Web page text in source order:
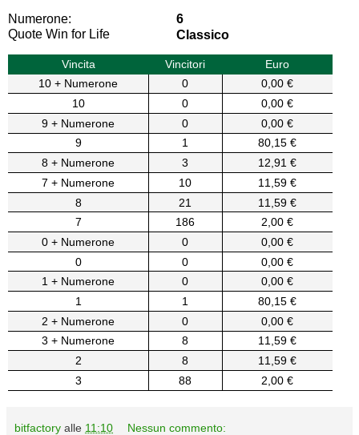
Numerone:
6
Quote Win for Life
Classico
Vincita Vincitori
Euro
10 + Numerone
0
0,00 €
10
0
0,00 €
9 + Numerone
0
0,00 €
9
1
80,15 €
8 + Numerone
3
12,91 €
7 + Numerone
10
11,59 €
8
21
11,59 €
7
186
2,00 €
0 + Numerone
0
0,00 €
0
0
0,00 €
1 + Numerone
0
0,00 €
1
1
80,15 €
2 + Numerone
0
0,00 €
3 + Numerone
8
11,59 €
2
8
11,59 €
3
88 2,00 €
bitfactory alle 11:10 Nessun commento: